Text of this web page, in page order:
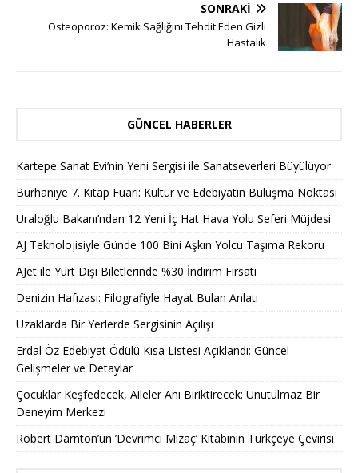
SONRAKI
Osteoporoz: Kemik Sağlığını Tehdit Eden Gizli
Hastalık
GÜNCEL HABERLER
Kartepe Sanat Evi’nin Yeni Sergisi ile Sanatseverleri Büyülüyor
Burhaniye 7. Kitap Fuarı: Kültür ve Edebiyatın Buluşma Noktası
Uraloğlu Bakanı’ndan 12 Yeni İç Hat Hava Yolu Seferi Müjdesi
AJ Teknolojisiyle Günde 100 Bini Aşkın Yolcu Taşıma Rekoru
AJet ile Yurt Dışı Biletlerinde %30 İndirim Fırsatı
Denizin Hafızası: Filografiyle Hayat Bulan Anlatı
Uzaklarda Bir Yerlerde Sergisinin Açılışı
Erdal Öz Edebiyat Ödülü Kısa Listesi Açıklandı: Güncel
Gelişmeler ve Detaylar
Çocuklar Keşfedecek, Aileler Anı Biriktirecek: Unutulmaz Bir
Deneyim Merkezi
Robert Darnton’un ’Devrimci Mizaç’ Kitabının Türkçeye Çevirisi